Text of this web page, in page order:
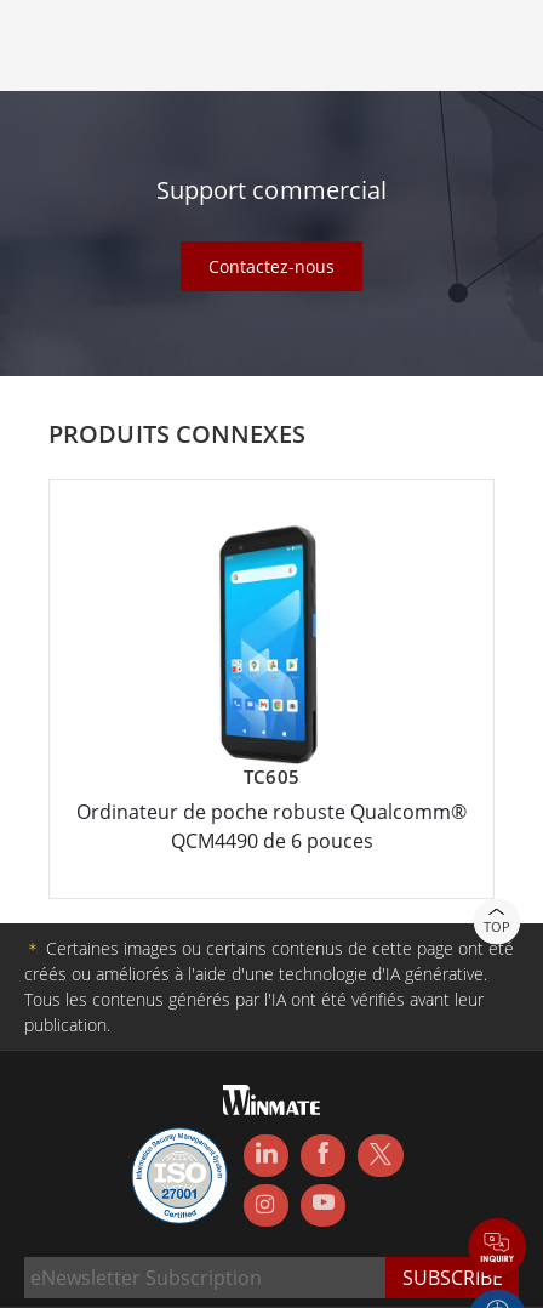
Support commercial
Contactez-nous
PRODUITS CONNEXES
TC605
Ordinateur de poche robuste Qualcomm®
QCM4490 de 6 pouces
TOP
＊ Certaines images ou certains contenus de cette page ont été
créés ou améliorés à l'aide d'une technologie d'IA générative.
Tous les contenus générés par l'IA ont été vérifiés avant leur
publication.